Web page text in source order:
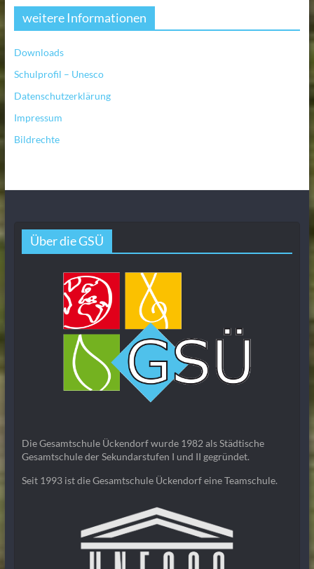
weitere Informationen
Downloads
Schulprofil – Unesco
Datenschutzerklärung
Impressum
Bildrechte
Über die GSÜ
Die Gesamtschule Ückendorf wurde 1982 als Städtische
Gesamtschule der Sekundarstufen I und II gegründet.
Seit 1993 ist die Gesamtschule Ückendorf eine Teamschule.